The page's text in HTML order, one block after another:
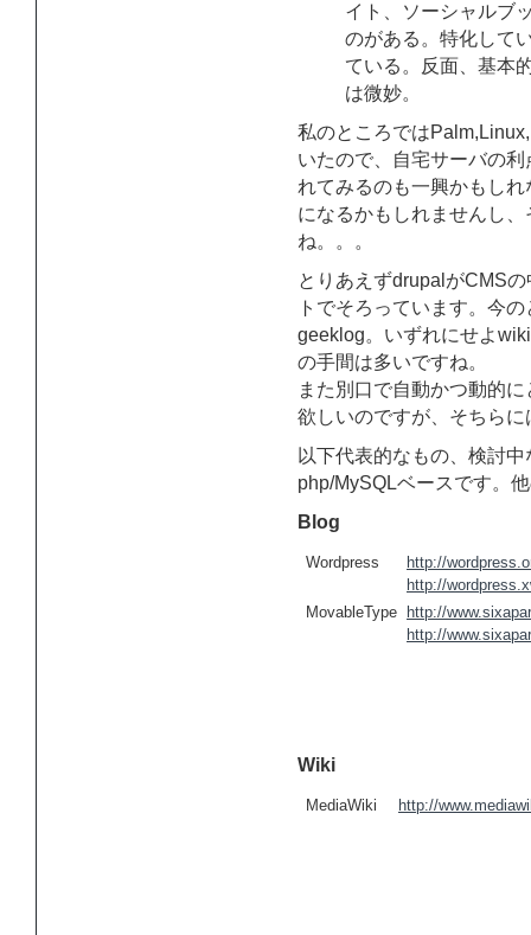
イト、ソーシャルブ
のがある。特化して
ている。反面、基本
は微妙。
私のところでは
いたので、自宅サーバの
れてみるのも一興かもし
になるかもしれませんし
ね。。。
とりあえずdrupalがCMS
トでそろっています。今
geeklog。いずれにせよ
の手間は多いですね。
また別口で自動かつ動的
欲しいのですが、そちら
以下代表的なもの、検討
php/MySQLベースです。
Blog
Wordpress
http://
http://
MovableType
http://
http://
Wiki
MediaWiki http://